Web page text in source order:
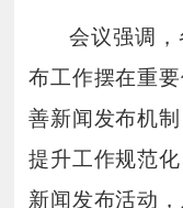
会议强调
布工作摆在重
善新闻发布机
提升工作规范
新闻发布活动